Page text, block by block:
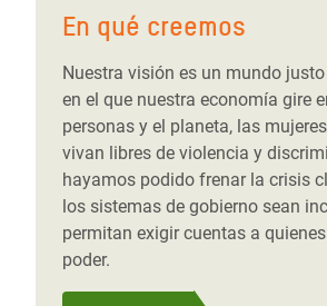
En qué creemos
Nuestra visión es un mundo
en el que nuestra economía gire
personas y el planeta, las
vivan libres de violencia y
hayamos podido frenar la crisis
los sistemas de gobierno sean
permitan exigir cuentas a
poder.